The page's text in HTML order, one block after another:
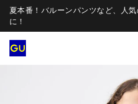
夏本番！バルーンパンツなど、人
に！